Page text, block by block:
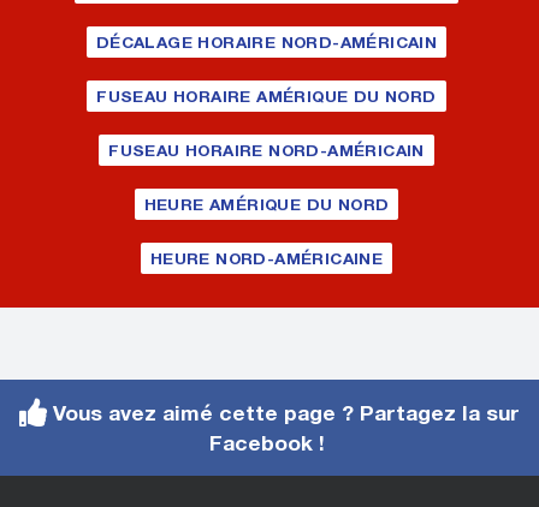
DÉCALAGE HORAIRE NORD-AMÉRICAIN
FUSEAU HORAIRE AMÉRIQUE DU NORD
FUSEAU HORAIRE NORD-AMÉRICAIN
HEURE AMÉRIQUE DU NORD
HEURE NORD-AMÉRICAINE
Vous avez aimé cette page ? Partagez la sur
Facebook !